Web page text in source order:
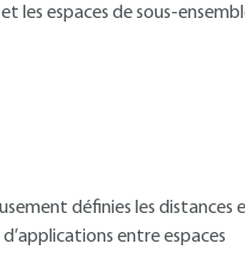
les espaces de sous-
définies les distances
entre espaces